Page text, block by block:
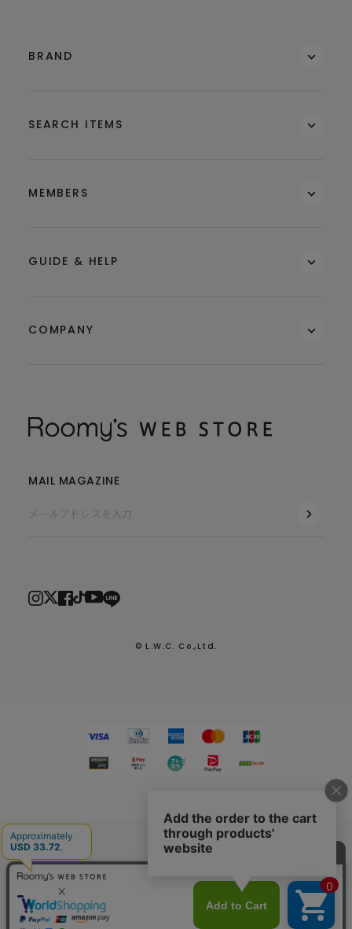
2026.7.29
熊本県熊本地方を震源とする地震による配送への影響につい
て
BRAND
SEARCH ITEMS
MEMBERS
GUIDE & HELP
COMPANY
MAIL MAGAZINE
© L.W.C. Co.,Ltd.